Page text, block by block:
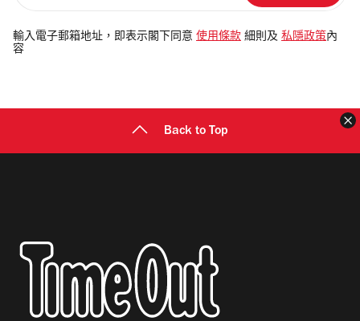
電
郵
輸入電子郵箱地址，即表示閣下同意 使用條款 細則及 私隱政策 內
容
Back to Top